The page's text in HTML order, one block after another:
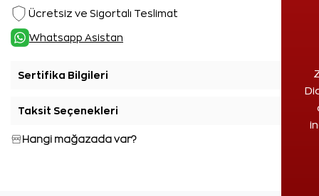
Ücretsiz ve Sigortalı Teslimat
Whatsapp Asistan
Sertifika Bilgileri
Taksit Seçenekleri
Hangi mağazada var?